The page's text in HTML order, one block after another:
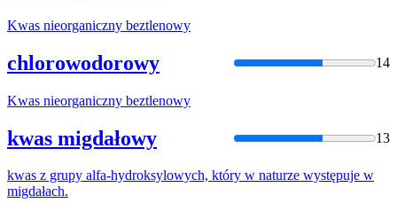
Kwas nieorganiczny beztlenowy
chlorowodorowy 14
Kwas nieorganiczny beztlenowy
kwas migdałowy 13
kwas z grupy alfa-hydroksylowych, który w naturze występuje w
migdałach.